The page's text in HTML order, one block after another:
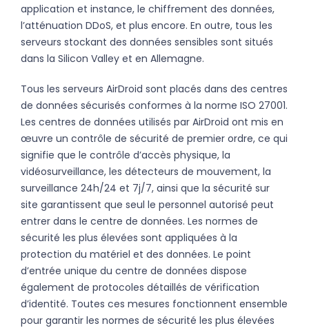
application et instance, le chiffrement des données,
l’atténuation DDoS, et plus encore. En outre, tous les
serveurs stockant des données sensibles sont situés
dans la Silicon Valley et en Allemagne.
Tous les serveurs AirDroid sont placés dans des centres
de données sécurisés conformes à la norme ISO 27001.
Les centres de données utilisés par AirDroid ont mis en
œuvre un contrôle de sécurité de premier ordre, ce qui
signifie que le contrôle d’accès physique, la
vidéosurveillance, les détecteurs de mouvement, la
surveillance 24h/24 et 7j/7, ainsi que la sécurité sur
site garantissent que seul le personnel autorisé peut
entrer dans le centre de données. Les normes de
sécurité les plus élevées sont appliquées à la
protection du matériel et des données. Le point
d’entrée unique du centre de données dispose
également de protocoles détaillés de vérification
d’identité. Toutes ces mesures fonctionnent ensemble
pour garantir les normes de sécurité les plus élevées